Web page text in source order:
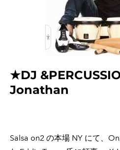
★DJ
Jonathan
Salsa on2 の本場 NY にて、